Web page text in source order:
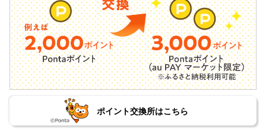
ポイント交換所はこちら